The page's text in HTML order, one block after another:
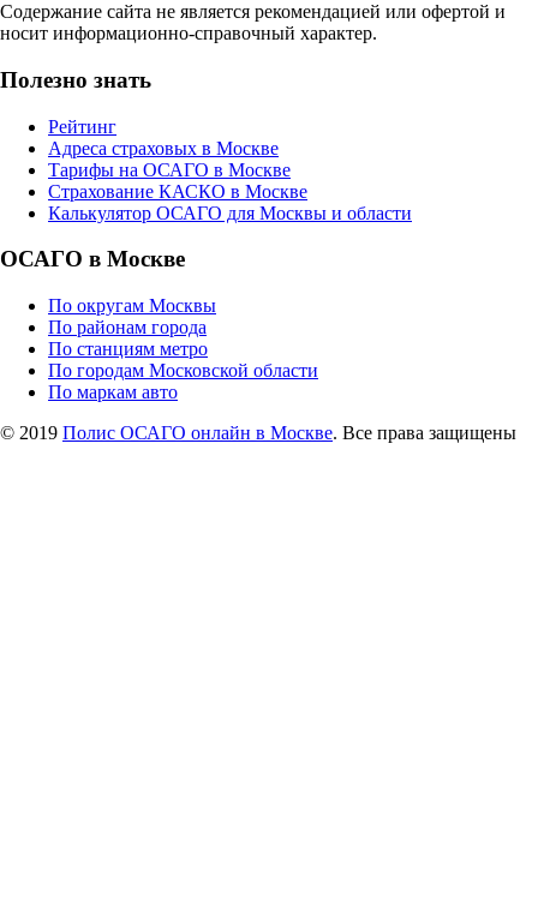
Содержание сайта не является рекомендацией или офертой и
носит информационно-справочный характер.
Полезно знать
Рейтинг
Адреса страховых в Москве
Тарифы на ОСАГО в Москве
Страхование КАСКО в Москве
Калькулятор ОСАГО для Москвы и области
ОСАГО в Москве
По округам Москвы
По районам города
По станциям метро
По городам Московской области
По маркам авто
© 2019 Полис ОСАГО онлайн в Москве. Все права защищены